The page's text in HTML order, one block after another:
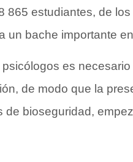
865 estudiantes, de
un bache importante
es
de modo que la
de bioseguridad,